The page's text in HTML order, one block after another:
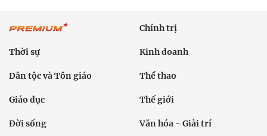
Chính trị
Thời sự Kinh doanh
Dân tộc và Tôn giáo Thể thao
Giáo dục Thế giới
Đời sống Văn hóa - Giải trí